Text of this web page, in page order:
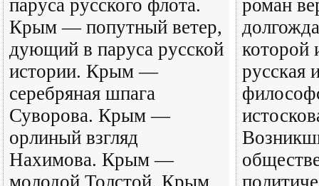
паруса русского флота.
Крым — попутный ветер,
дующий в паруса русской
истории. Крым —
серебряная шпага
Суворова. Крым —
орлиный взгляд
Нахимова. Крым —
молодой Толстой. Крым
роман
которой
русская